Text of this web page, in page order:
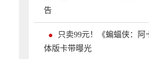
告
只卖99元！《蝙蝠侠：阿
体版卡带曝光